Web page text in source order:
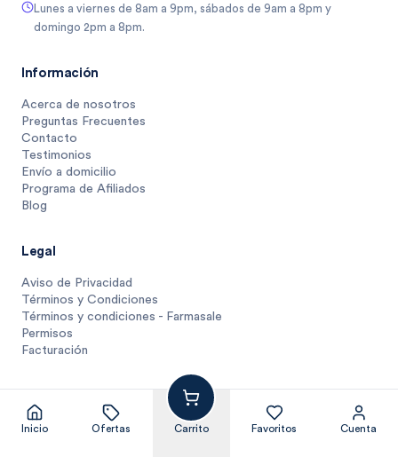
Inicio Ofertas Carrito Favoritos Cuenta
Lunes a viernes de 8am a 9pm, sábados de 9am a 8pm y
domingo 2pm a 8pm.
Información
Acerca de nosotros
Preguntas Frecuentes
Contacto
Testimonios
Envío a domicilio
Programa de Afiliados
Blog
Legal
Aviso de Privacidad
Términos y Condiciones
Términos y condiciones - Farmasale
Permisos
Facturación
© Farmasmart 2025 Pagos protegidos y compra segura